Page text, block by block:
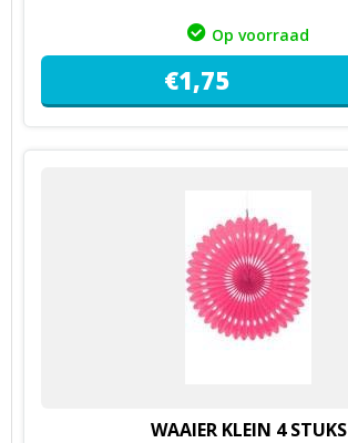
Op voorraad
€1,75
WAAIER KLEIN 4 STUKS